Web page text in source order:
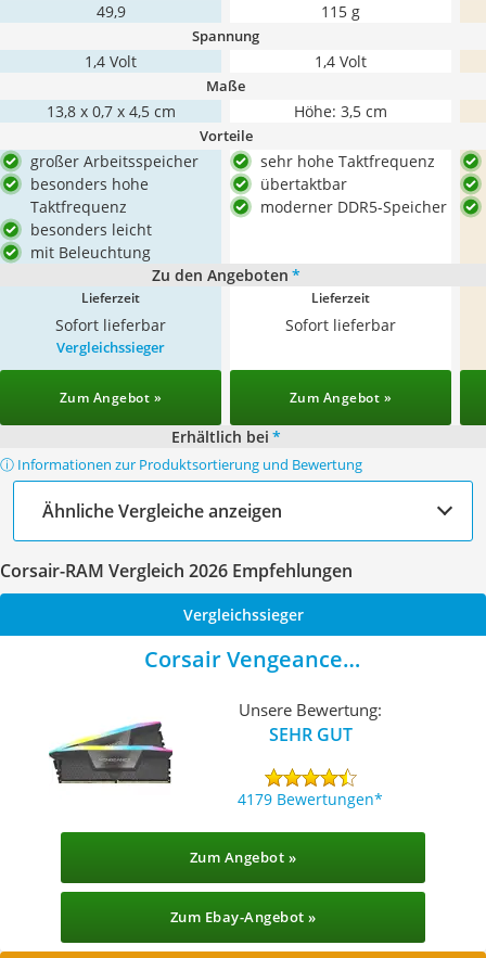
49,9 115 g
Spannung
1,4 Volt 1,4 Volt
Maße
‎13,8 x 0,7 x 4,5 cm Höhe: 3,5 cm
Vorteile
großer Arbeitsspeicher
besonders hohe
Taktfrequenz
besonders leicht
mit Beleuchtung
sehr hohe Taktfrequenz
übertaktbar
moderner DDR5-Speicher
Zu den Angeboten *
Lieferzeit
Sofort lieferbar
Lieferzeit
Sofort lieferbar
Vergleichssieger
Zum Angebot » Zum Angebot »
Erhältlich bei *
ⓘ Informationen zur Produktsortierung und Bewertung
Ähnliche Vergleiche anzeigen
Corsair-RAM Vergleich 2026 Empfehlungen
Vergleichssieger
Corsair Vengeance
Unsere Bewertung:
SEHR GUT
4179 Bewertungen
Zum Angebot »
Zum Ebay-Angebot »